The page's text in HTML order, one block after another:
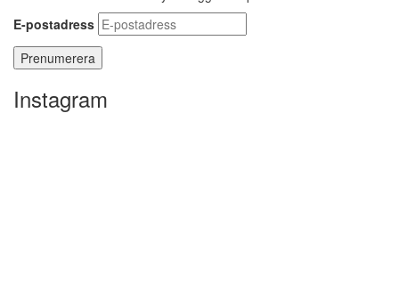
E-postadress
Instagram